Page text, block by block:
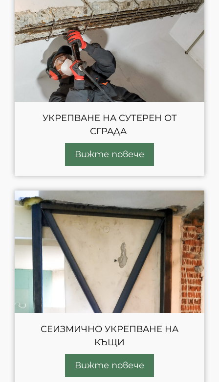
УКРЕПВАНЕ НА СУТЕРЕН ОТ
СГРАДА
Вижте повече
СЕИЗМИЧНО УКРЕПВАНЕ НА
КЪЩИ
Вижте повече